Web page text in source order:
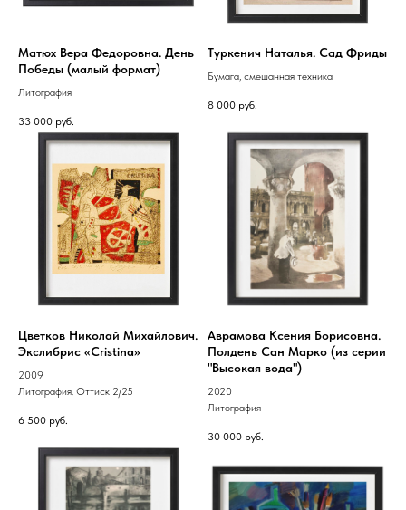
Матюх Вера Федоровна. День
Победы (малый формат)
Литография
33 000 руб.
Туркенич Наталья. Сад Фриды
Бумага, смешанная техника
8 000 руб.
Цветков Николай Михайлович.
Экслибрис «Cristina»
2009
Литография. Оттиск 2/25
6 500 руб.
Аврамова Ксения Борисовна.
Полдень Сан Марко (из серии
"Высокая вода")
2020
Литография
30 000 руб.